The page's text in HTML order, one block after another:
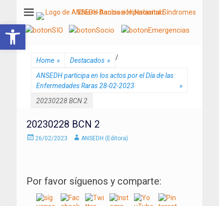
Abrir barra de herramientas
ANSEDH
Asociación Nacional del Síndrome de Ehlers-Danlos e Hiperlaxitud
Home » Destacados » /
ANSEDH participa en los actos por el Día de las
Enfermedades Raras 28-02-2023
»
20230228 BCN 2
20230228 BCN 2
Enviado
26/02/2023 AutorANSEDH (Editora)
Por favor síguenos y comparte: